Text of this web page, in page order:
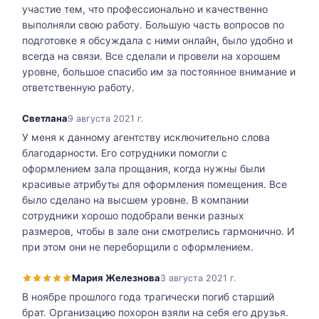
участие тем, что профессионально и качественно
выполняли свою работу. Большую часть вопросов по
подготовке я обсуждала с ними онлайн, было удобно и
всегда на связи. Все сделали и провели на хорошем
уровне, большое спасибо им за постоянное внимание и
ответственную работу.
Светлана9 августа 2021 г.
У меня к данному агентству исключительно слова
благодарности. Его сотрудники помогли с
оформлением зала прощания, когда нужны были
красивые атрибуты для оформления помещения. Все
было сделано на высшем уровне. В компании
сотрудники хорошо подобрали венки разных
размеров, чтобы в зале они смотрелись гармонично. И
при этом они не переборщили с оформлением.
Мария Железнова3 августа 2021 г.
В ноябре прошлого года трагически погиб старший
брат. Организацию похорон взяли на себя его друзья.